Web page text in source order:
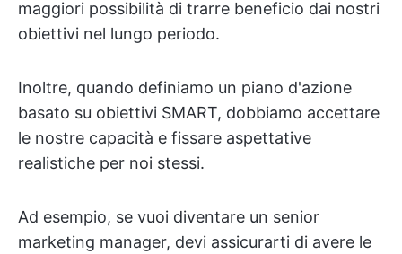
maggiori possibilità di trarre beneficio dai nostri
obiettivi nel lungo periodo.
Inoltre, quando definiamo un piano d'azione
basato su obiettivi SMART, dobbiamo accettare
le nostre capacità e fissare aspettative
realistiche per noi stessi.
Ad esempio, se vuoi diventare un senior
marketing manager, devi assicurarti di avere le